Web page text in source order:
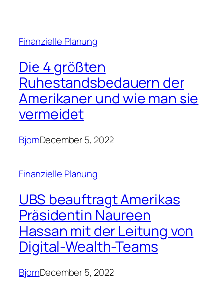
Finanzielle Planung
Die 4 größten
Ruhestandsbedauern der
Amerikaner und wie man sie
vermeidet
BjornDecember 5, 2022
Finanzielle Planung
UBS beauftragt Amerikas
Präsidentin Naureen
Hassan mit der Leitung von
Digital-Wealth-Teams
BjornDecember 5, 2022